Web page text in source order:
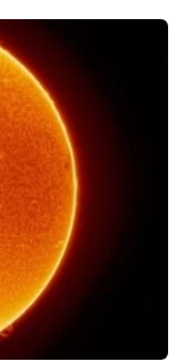
đẫm
liều chết ở bên
đô Kabul của
31 người và